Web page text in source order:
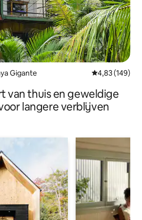
Gigante Gemiddelde
4,83 (149)
van thuis en geweldige
langere verblijven